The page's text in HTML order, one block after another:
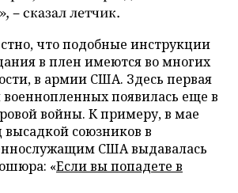
– сказал летчик.
что подобные инструкции
в плен имеются во многих
в армии США. Здесь первая
появилась еще в
войны. К примеру, в мае
высадкой союзников в
США выдавалась
«Если вы попадете в